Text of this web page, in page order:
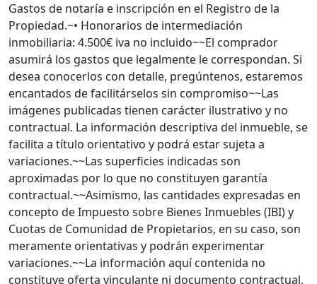
Gastos de notaría e inscripción en el Registro de la
Propiedad.~• Honorarios de intermediación
inmobiliaria: 4.500€ iva no incluido~~El comprador
asumirá los gastos que legalmente le correspondan. Si
desea conocerlos con detalle, pregúntenos, estaremos
encantados de facilitárselos sin compromiso~~Las
imágenes publicadas tienen carácter ilustrativo y no
contractual. La información descriptiva del inmueble, se
facilita a título orientativo y podrá estar sujeta a
variaciones.~~Las superficies indicadas son
aproximadas por lo que no constituyen garantía
contractual.~~Asimismo, las cantidades expresadas en
concepto de Impuesto sobre Bienes Inmuebles (IBI) y
Cuotas de Comunidad de Propietarios, en su caso, son
meramente orientativas y podrán experimentar
variaciones.~~La información aquí contenida no
constituye oferta vinculante ni documento contractual,